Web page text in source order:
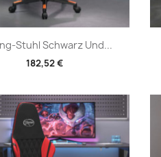
Stuhl Schwarz Und...
182,52 €
Vorschau